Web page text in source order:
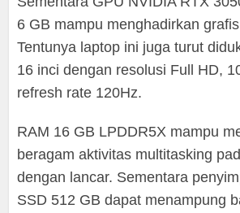
6 GB mampu menghadirkan
Tentunya laptop ini juga turut
16 inci dengan resolusi Full HD,
refresh rate 120Hz.
RAM 16 GB LPDDR5X mampu
beragam aktivitas multitasking
dengan lancar. Sementara
SSD 512 GB dapat menampung